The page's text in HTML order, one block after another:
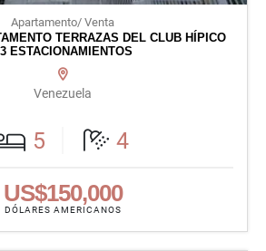
Apartamento/ Venta
TERRAZAS DEL CLUB HÍPICO
ESTACIONAMIENTOS
Venezuela
5 4
US$150,000
DÓLARES AMERICANOS